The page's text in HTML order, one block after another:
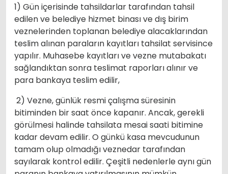
1) Gün içerisinde tahsildarlar tarafından tahsil
edilen ve belediye hizmet binası ve dış birim
veznelerinden toplanan belediye alacaklarından
teslim alınan paraların kayıtları tahsilat servisince
yapılır. Muhasebe kayıtları ve vezne mutabakatı
sağlandıktan sonra teslimat raporları alınır ve
para bankaya teslim edilir,
2) Vezne, günlük resmi çalışma süresinin
bitiminden bir saat önce kapanır. Ancak, gerekli
görülmesi halinde tahsilata mesai saati bitimine
kadar devam edilir. O günkü kasa mevcudunun
tamam olup olmadığı veznedar tarafından
sayılarak kontrol edilir. Çeşitli nedenlerle aynı gün